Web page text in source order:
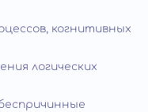
когнитивных
логических